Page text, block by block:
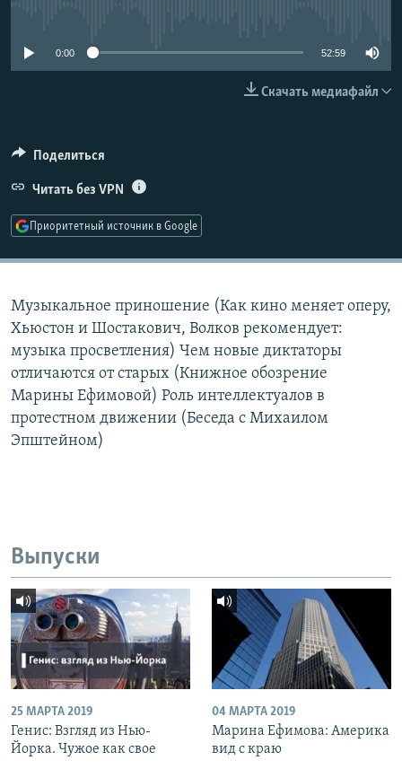
ПОДПИШИТЕСЬ НА РАССЫЛКУ
Все сайты РСЕ/РС
0:00 52:59
Скачать медиафайл
Поделиться
Читать без VPN
Приоритетный источник в Google
Музыкальное приношение (Как кино меняет оперу,
Хьюстон и Шостакович, Волков рекомендует:
музыка просветления) Чем новые диктаторы
отличаются от старых (Книжное обозрение
Марины Ефимовой) Роль интеллектуалов в
протестном движении (Беседа с Михаилом
Эпштейном)
Выпуски
25 МАРТА 2019
Генис: Взгляд из Нью-
Йорка. Чужое как свое
04 МАРТА 2019
Марина Ефимова: Америка
вид с краю